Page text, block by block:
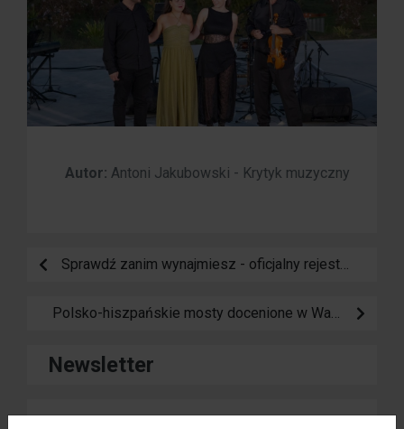
Autor: Antoni Jakubowski - Krytyk muzyczny
Sprawdź zanim wynajmiesz - oficjalny rejestr mieszkań turystycznych w Hiszpanii
Polsko-hiszpańskie mosty docenione w Warszawie - triumf Agnieszki Juniewicz
Newsletter